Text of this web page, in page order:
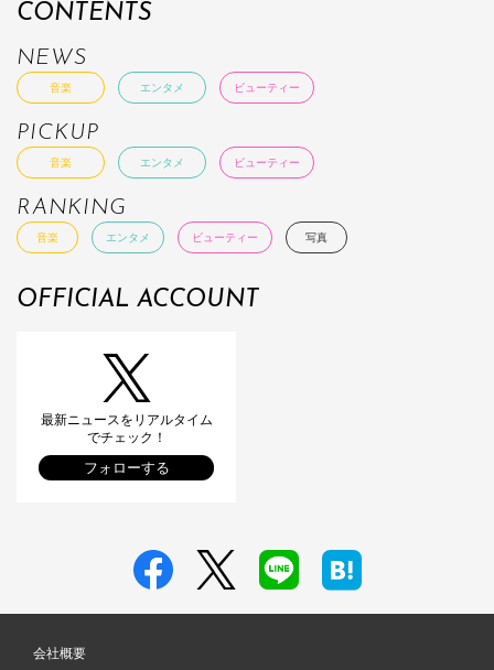
CONTENTS
NEWS
音楽 エンタメ ビューティー
PICKUP
音楽 エンタメ ビューティー
RANKING
音楽 エンタメ ビューティー 写真
OFFICIAL ACCOUNT
最新ニュースをリアルタイム
でチェック！
フォローする
会社概要